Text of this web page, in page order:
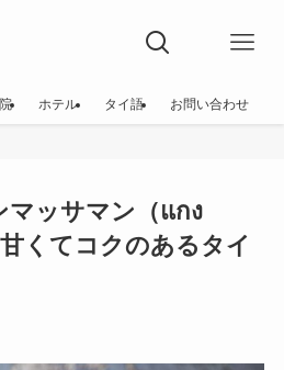
ホテル タイ語 お問い合わせ
マッサマン（แกง
くてコクのあるタイ